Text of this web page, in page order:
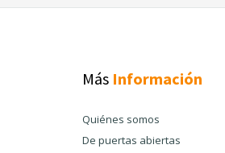
Más Información
Quiénes somos
De puertas abiertas